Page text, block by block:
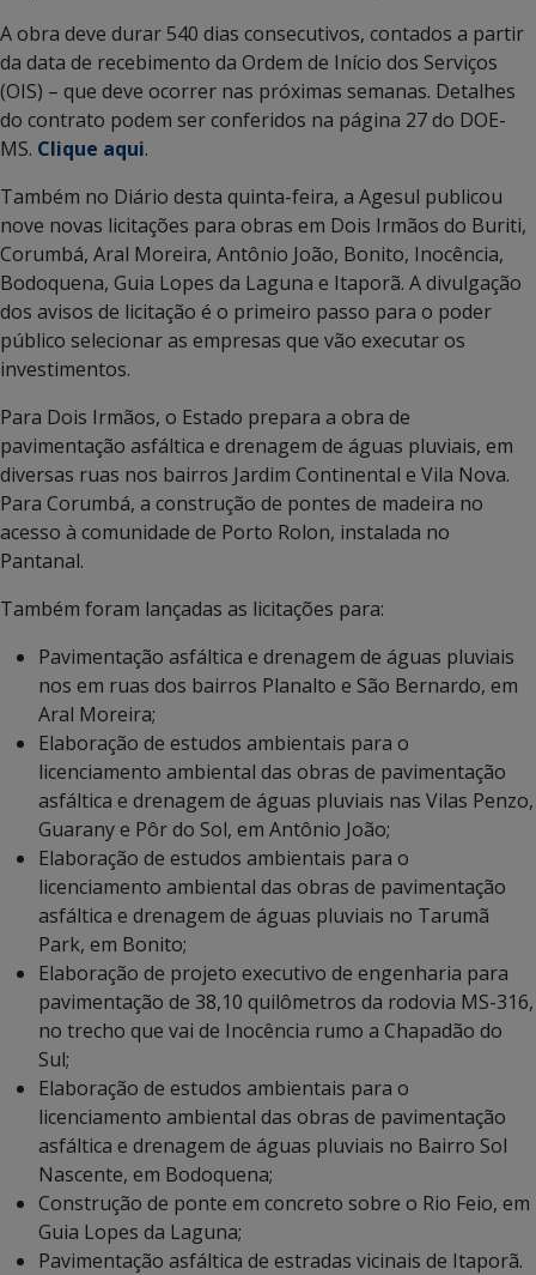
A obra deve durar 540 dias consecutivos, contados a partir
da data de recebimento da Ordem de Início dos Serviços
(OIS) – que deve ocorrer nas próximas semanas. Detalhes
do contrato podem ser conferidos na página 27 do DOE-
MS. Clique aqui.
Também no Diário desta quinta-feira, a Agesul publicou
nove novas licitações para obras em Dois Irmãos do Buriti,
Corumbá, Aral Moreira, Antônio João, Bonito, Inocência,
Bodoquena, Guia Lopes da Laguna e Itaporã. A divulgação
dos avisos de licitação é o primeiro passo para o poder
público selecionar as empresas que vão executar os
investimentos.
Para Dois Irmãos, o Estado prepara a obra de
pavimentação asfáltica e drenagem de águas pluviais, em
diversas ruas nos bairros Jardim Continental e Vila Nova.
Para Corumbá, a construção de pontes de madeira no
acesso à comunidade de Porto Rolon, instalada no
Pantanal.
Também foram lançadas as licitações para:
Pavimentação asfáltica e drenagem de águas pluviais
nos em ruas dos bairros Planalto e São Bernardo, em
Aral Moreira;
Elaboração de estudos ambientais para o
licenciamento ambiental das obras de pavimentação
asfáltica e drenagem de águas pluviais nas Vilas Penzo,
Guarany e Pôr do Sol, em Antônio João;
Elaboração de estudos ambientais para o
licenciamento ambiental das obras de pavimentação
asfáltica e drenagem de águas pluviais no Tarumã
Park, em Bonito;
Elaboração de projeto executivo de engenharia para
pavimentação de 38,10 quilômetros da rodovia MS-316,
no trecho que vai de Inocência rumo a Chapadão do
Sul;
Elaboração de estudos ambientais para o
licenciamento ambiental das obras de pavimentação
asfáltica e drenagem de águas pluviais no Bairro Sol
Nascente, em Bodoquena;
Construção de ponte em concreto sobre o Rio Feio, em
Guia Lopes da Laguna;
Pavimentação asfáltica de estradas vicinais de Itaporã.